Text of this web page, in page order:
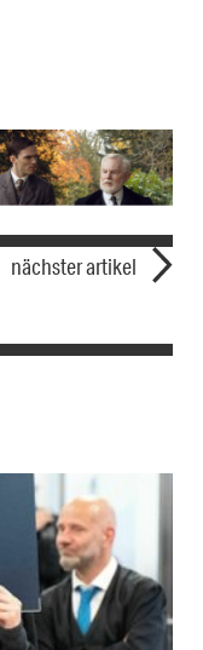
nächster artikel